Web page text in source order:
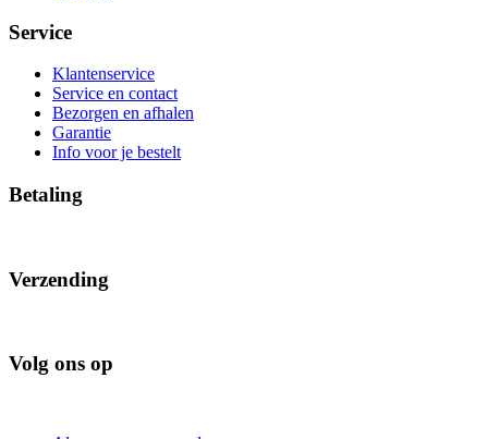
Service
Klantenservice
Service en contact
Bezorgen en afhalen
Garantie
Info voor je bestelt
Betaling
Verzending
Volg ons op